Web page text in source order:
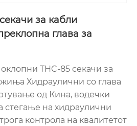
за кабли
глава за
THC-85 секачи за
Хидраулични со глава
од Кина, водечки
стегање на хидраулични
контрола на квалитетот